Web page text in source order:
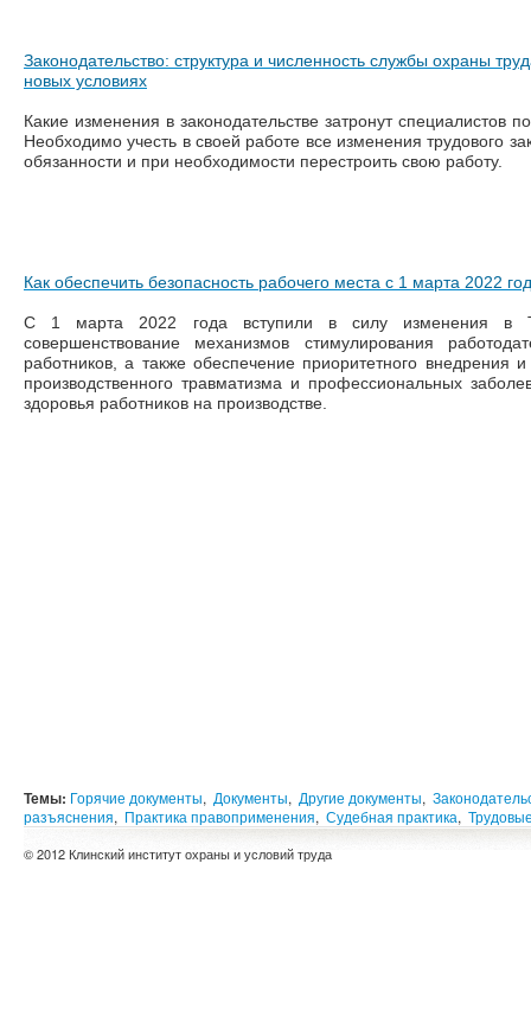
Законодательство: структура и численность службы охраны
новых условиях
Какие изменения в законодательстве затронут специалистов
Необходимо учесть в своей работе все изменения трудового
обязанности и при необходимости перестроить свою работу.
Как обеспечить безопасность рабочего места с 1 марта 2022
С 1 марта 2022 года вступили в силу изменения в
совершенствование механизмов стимулирования
работников, а также обеспечение приоритетного внедрения
производственного травматизма и профессиональных
здоровья работников на производстве.
Темы: Горячие документы, Документы, Другие документы,
разъяснения, Практика правоприменения, Судебная практика,
© 2012 Клинский институт охраны и условий труда